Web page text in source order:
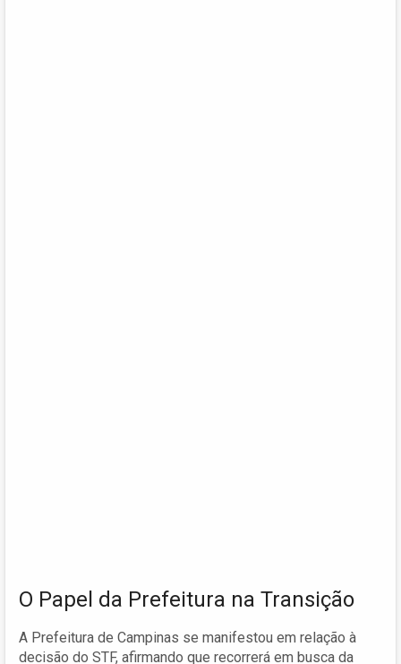
O Papel da Prefeitura na Transição
A Prefeitura de Campinas se manifestou em relação à
decisão do STF, afirmando que recorrerá em busca da